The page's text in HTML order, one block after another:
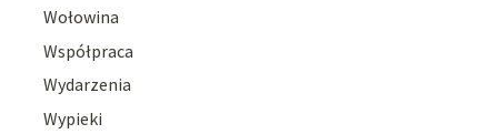
Wołowina
Współpraca
Wydarzenia
Wypieki